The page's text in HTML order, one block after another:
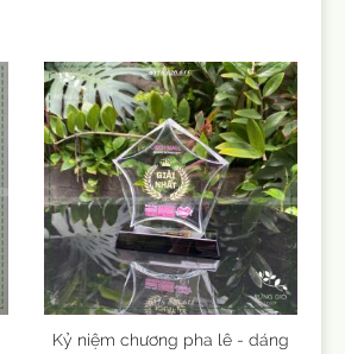
Kỷ niệm chương pha lê - dáng